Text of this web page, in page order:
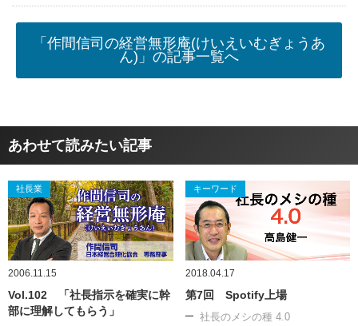
「作間信司の経営無形庵(けいえいむぎょうあ
ん)」の記事一覧へ
あわせて読みたい記事
社長業
2006.11.15
Vol.102 「社長指示を確実に幹
部に理解してもらう」
キーワード
2018.04.17
第7回 Spotify上場
社長のメシの種 4.0